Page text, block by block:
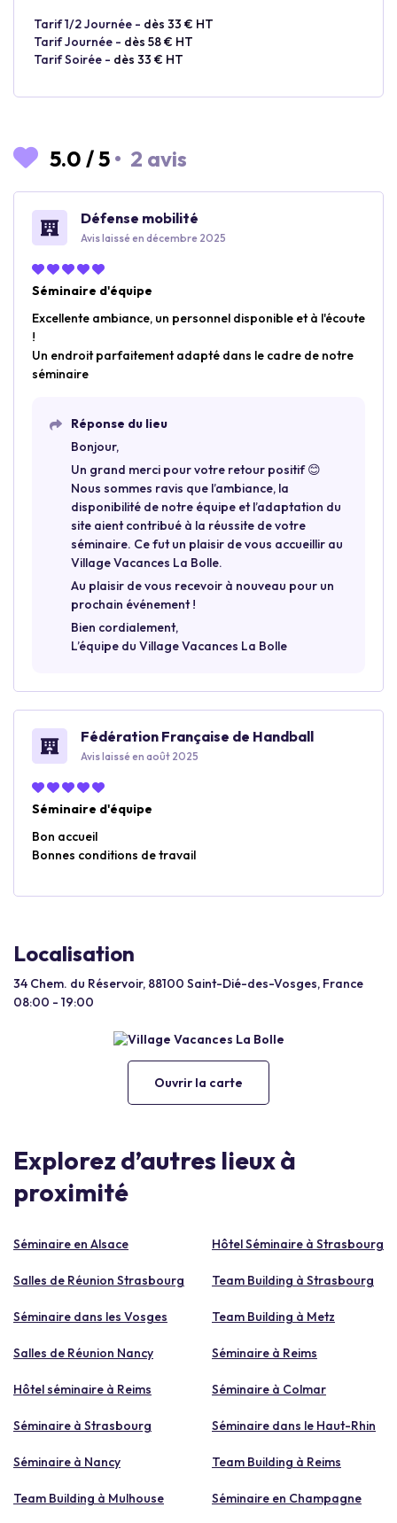
Tarif 1/2 Journée - dès 33 € HT
Tarif Journée - dès 58 € HT
Tarif Soirée - dès 33 € HT
5.0 /5 • 2 avis
Défense mobilité
Avis laissé en décembre 2025
Séminaire d'équipe
Excellente ambiance, un personnel disponible et à l'écoute
!
Un endroit parfaitement adapté dans le cadre de notre
séminaire
Réponse du lieu
Bonjour,
Un grand merci pour votre retour positif 😊
Nous sommes ravis que l’ambiance, la
disponibilité de notre équipe et l’adaptation du
site aient contribué à la réussite de votre
séminaire. Ce fut un plaisir de vous accueillir au
Village Vacances La Bolle.
Au plaisir de vous recevoir à nouveau pour un
prochain événement !
Bien cordialement,
L’équipe du Village Vacances La Bolle
Fédération Française de Handball
Avis laissé en août 2025
Séminaire d'équipe
Bon accueil
Bonnes conditions de travail
Localisation
34 Chem. du Réservoir, 88100 Saint-Dié-des-Vosges, France
08:00 - 19:00
Ouvrir la carte
Explorez d’autres lieux à
proximité
Séminaire en Alsace Hôtel Séminaire à Strasbourg
Salles de Réunion Strasbourg Team Building à Strasbourg
Séminaire dans les Vosges Team Building à Metz
Salles de Réunion Nancy Séminaire à Reims
Hôtel séminaire à Reims Séminaire à Colmar
Séminaire à Strasbourg Séminaire dans le Haut-Rhin
Séminaire à Nancy Team Building à Reims
Team Building à Mulhouse Séminaire en Champagne